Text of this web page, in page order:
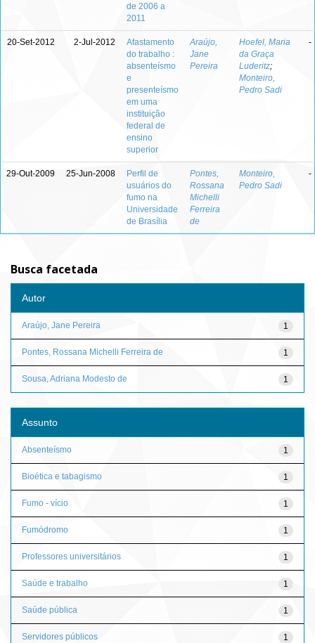
de 2006 a
2011
20-Set-2012 2-Jul-2012
Afastamento
do trabalho :
absenteísmo
e
presenteísmo
em uma
instituição
federal de
ensino
superior
Araújo,
Jane
Pereira
Hoefel, Maria
da Graça
Luderitz;
Monteiro,
Pedro Sadi
-
29-Out-2009 25-Jun-2008
Perfil de
usuários do
fumo na
Universidade
de Brasília
Pontes,
Rossana
Michelli
Ferreira
de
Monteiro,
Pedro Sadi
-
Busca facetada
Autor
1
Araújo, Jane Pereira
1
Pontes, Rossana Michelli Ferreira de
1
Sousa, Adriana Modesto de
Assunto
1
Absenteísmo
1
Bioética e tabagismo
1
Fumo - vício
1
Fumódromo
1
Professores universitários
1
Saúde e trabalho
1
Saúde pública
1
Servidores públicos